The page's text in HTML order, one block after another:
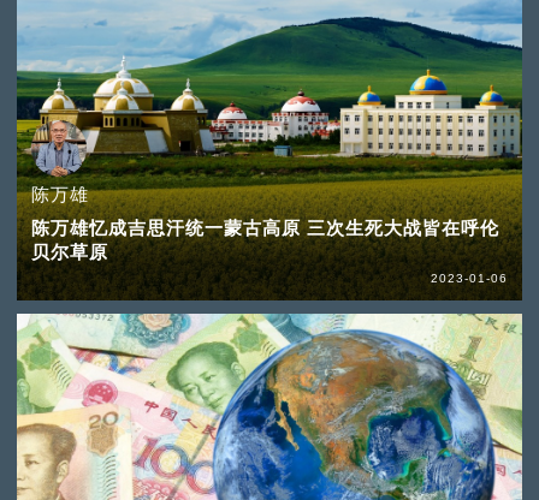
陈万雄
陈万雄忆成吉思汗统一蒙古高原 三次生死大战皆在呼伦
贝尔草原
2023-01-06